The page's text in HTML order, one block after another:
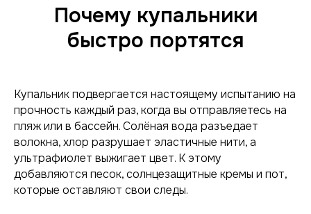
Почему купальники
быстро портятся
Купальник подвергается настоящему испытанию на
прочность каждый раз, когда вы отправляетесь на
пляж или в бассейн. Солёная вода разъедает
волокна, хлор разрушает эластичные нити, а
ультрафиолет выжигает цвет. К этому
добавляются песок, солнцезащитные кремы и пот,
которые оставляют свои следы.